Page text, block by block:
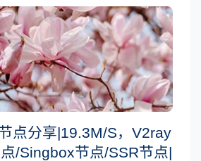
点分享|19.3M/S，V2ray
/Singbox节点/SSR节点|